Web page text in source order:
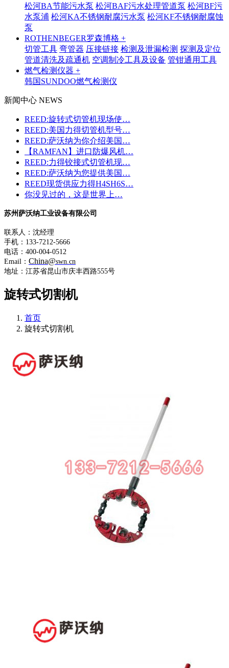
松河BA节能污水泵 松河BAF污水处理管道泵 松河BF污
水泵浦 松河KA不锈钢耐腐污水泵 松河KF不锈钢耐腐蚀
泵
ROTHENBEGER罗森博格 +
切管工具 弯管器 压接链接 检测及泄漏检测 探测及定位
管道清洗及疏通机 空调制冷工具及设备 管钳通用工具
燃气检测仪器 +
韩国SUNDOO燃气检测仪
新闻中心 NEWS
REED:旋转式切管机现场使…
REED:美国力得切管机型号…
REED:萨沃纳为你介绍美国…
【RAMFAN】进口防爆风机…
REED:力得铰接式切管机现…
REED:萨沃纳为您提供美国…
REED现货供应力得H4SH6S…
你没见过的，这是世界上…
苏州萨沃纳工业设备有限公司
联系人：沈经理
手机：133-7212-5666
电话：400-004-0512
Email： China@swn.cn
地址：江苏省昆山市庆丰西路555号
旋转式切割机
首页
旋转式切割机